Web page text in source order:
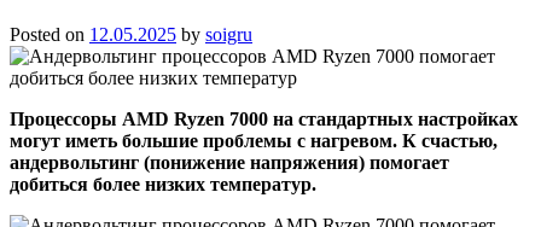
Posted on 12.05.2025 by soigru
Процессоры AMD Ryzen 7000 на стандартных настройках
могут иметь большие проблемы с нагревом. К счастью,
андервольтинг (понижение напряжения) помогает
добиться более низких температур.